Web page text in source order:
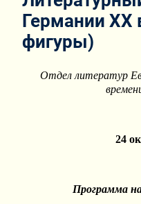
Германии ХХ
фигуры)
Отдел литератур
24
Программа